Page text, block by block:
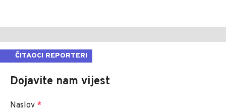
ČITAOCI REPORTERI
Dojavite nam vijest
Naslov *